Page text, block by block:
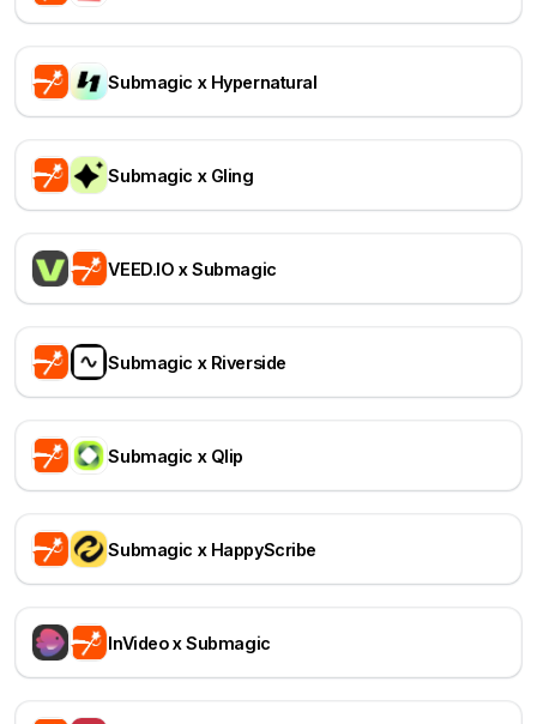
Submagic x Hypernatural
Submagic x Gling
VEED.IO x Submagic
Submagic x Riverside
Submagic x Qlip
Submagic x HappyScribe
InVideo x Submagic